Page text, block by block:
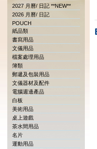
2027 月曆/ 日記 **NEW**
2026 月曆/ 日記
POUCH
紙品類
書寫用品
文儀用品
檔案處理用品
簿類
郵遞及包裝用品
文儀器材及配件
電腦週邊產品
白板
美術用品
桌上遊戲
茶水間用品
名片
運動用品